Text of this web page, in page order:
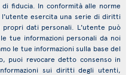
fiducia. In conformità alle norme
esercita una serie di diritti
dati personali. L'utente può
tue informazioni personali da noi
le tue informazioni sulla base del
puoi revocare detto consenso in
sui diritti degli utenti,